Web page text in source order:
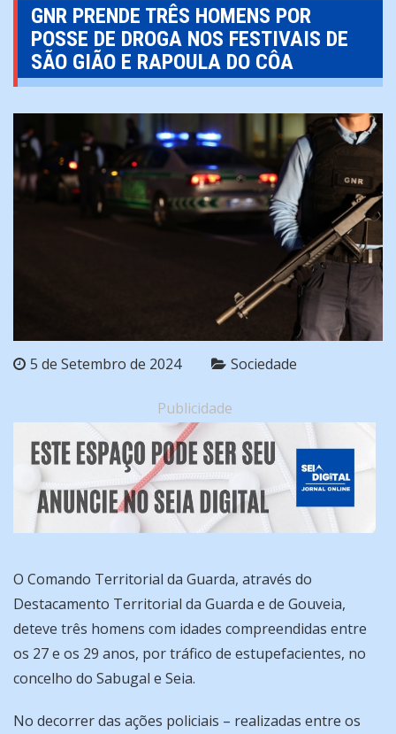
GNR PRENDE TRÊS HOMENS POR
POSSE DE DROGA NOS FESTIVAIS DE
SÃO GIÃO E RAPOULA DO CÔA
5 de Setembro de 2024 Sociedade
Publicidade
O Comando Territorial da Guarda, através do
Destacamento Territorial da Guarda e de Gouveia,
deteve três homens com idades compreendidas entre
os 27 e os 29 anos, por tráfico de estupefacientes, no
concelho do Sabugal e Seia.
No decorrer das ações policiais – realizadas entre os